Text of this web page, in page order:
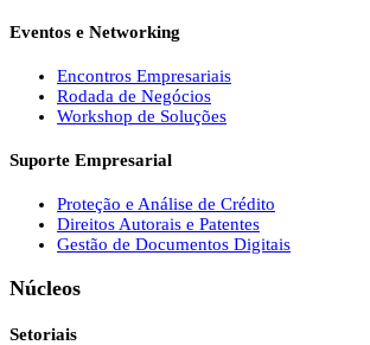
Eventos e Networking
Encontros Empresariais
Rodada de Negócios
Workshop de Soluções
Suporte Empresarial
Proteção e Análise de Crédito
Direitos Autorais e Patentes
Gestão de Documentos Digitais
Núcleos
Setoriais